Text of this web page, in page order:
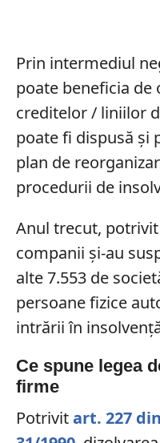
Prin intermediul
poate beneficia de
creditelor / liniilor
poate fi dispusă și
plan de
procedurii de
Anul trecut, potrivit
companii și-au
alte 7.553 de
persoane fizice
intrării în
Ce spune legea
firme
Potrivitart. 227